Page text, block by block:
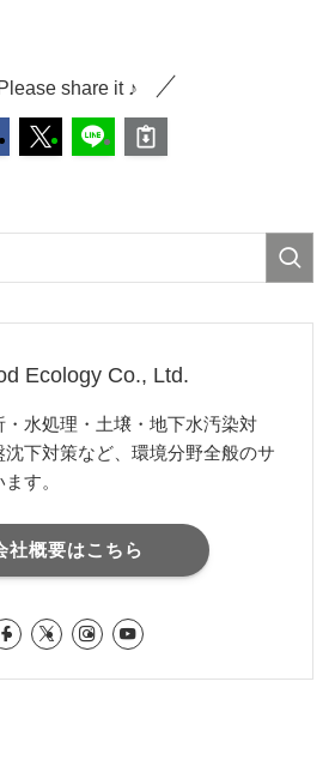
share it ♪
Ecology Co., Ltd.
水処理・土壌・地下水汚染対
下対策など、環境分野全般のサ
す。
社概要はこちら